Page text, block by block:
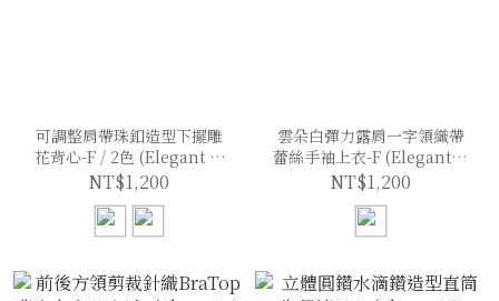
可調整肩帶珠釦造型下擺雕
花背心-F / 2色 (Elegant &
Love)
NT$1,200
雲朵白彈力露肩一字領織帶
蕾絲手袖上衣-F (Elegant &
Love)
NT$1,200